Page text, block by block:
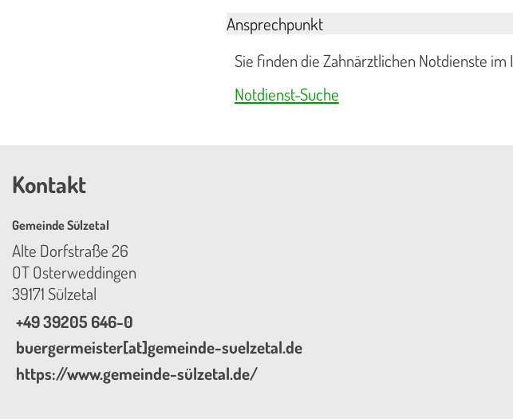
Ansprechpunkt
Sie finden die Zahnärztlichen Notdienste im
Notdienst-Suche
Kontakt
Gemeinde Sülzetal
Alte Dorfstraße 26
OT Osterweddingen
39171 Sülzetal
+49 39205 646-0
buergermeister[at]gemeinde-suelzetal.de
https://www.gemeinde-sülzetal.de/